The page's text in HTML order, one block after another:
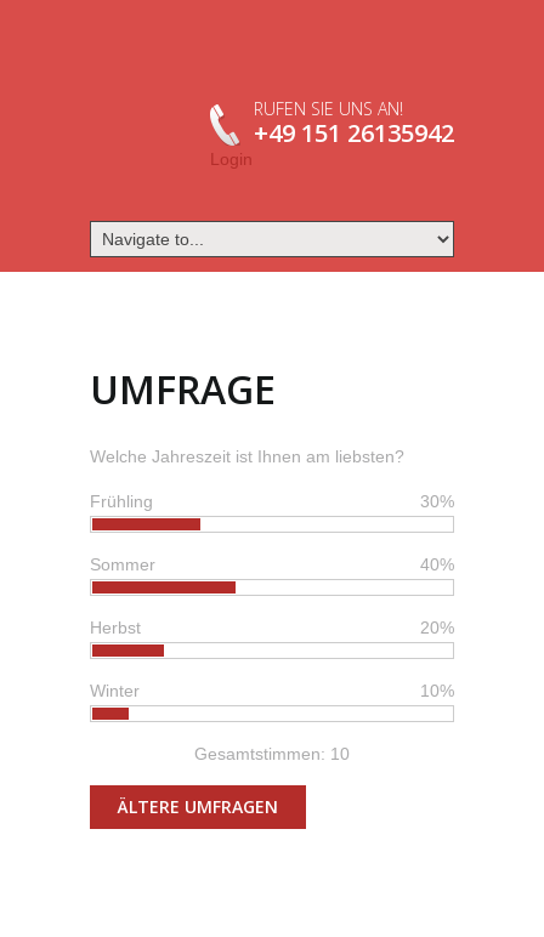
RUFEN SIE UNS AN!
+49 151 26135942
Login
UMFRAGE
Welche Jahreszeit ist Ihnen am liebsten?
30%
Frühling
40%
Sommer
20%
Herbst
10%
Winter
Gesamtstimmen: 10
ÄLTERE UMFRAGEN